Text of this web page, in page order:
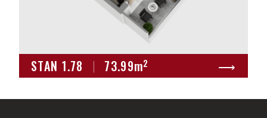
STAN 1.78 | 73.99m2 ⟶